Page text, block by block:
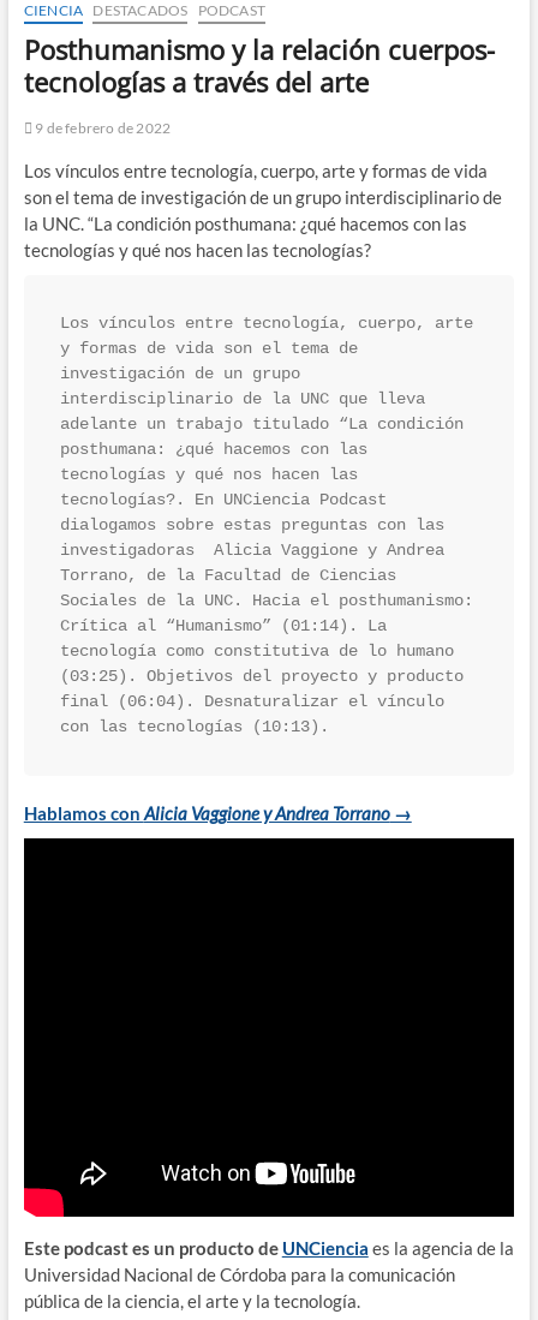
CIENCIA DESTACADOS PODCAST
Posthumanismo y la relación cuerpos-
tecnologías a través del arte
9 de febrero de 2022
Los vínculos entre tecnología, cuerpo, arte y formas de vida
son el tema de investigación de un grupo interdisciplinario de
la UNC. “La condición posthumana: ¿qué hacemos con las
tecnologías y qué nos hacen las tecnologías?
Los vínculos entre tecnología, cuerpo, arte
y formas de vida son el tema de
investigación de un grupo
interdisciplinario de la UNC que lleva
adelante un trabajo titulado “La condición
posthumana: ¿qué hacemos con las
tecnologías y qué nos hacen las
tecnologías?. En UNCiencia Podcast
dialogamos sobre estas preguntas con las
investigadoras  Alicia Vaggione y Andrea
Torrano, de la Facultad de Ciencias
Sociales de la UNC. Hacia el posthumanismo:
Crítica al “Humanismo” (01:14). La
tecnología como constitutiva de lo humano
(03:25). Objetivos del proyecto y producto
final (06:04). Desnaturalizar el vínculo
con las tecnologías (10:13).
Hablamos con Alicia Vaggione y Andrea Torrano→
Este podcast es un producto de UNCiencia es la agencia de la
Universidad Nacional de Córdoba para la comunicación
pública de la ciencia, el arte y la tecnología.